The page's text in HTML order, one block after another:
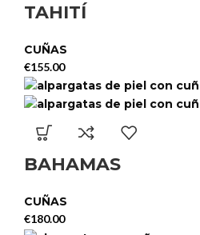
TAHITÍ
CUÑAS
€155.00
BAHAMAS
CUÑAS
€180.00